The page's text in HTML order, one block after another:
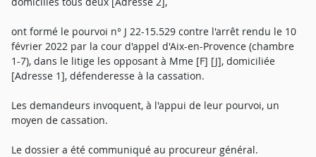
ont formé le pourvoi n° J 22-15.529 contre l'arrêt rendu le 10
février 2022 par la cour d'appel d'Aix-en-Provence (chambre
1-7), dans le litige les opposant à Mme [F] [J], domiciliée
[Adresse 1], défenderesse à la cassation.
Les demandeurs invoquent, à l'appui de leur pourvoi, un
moyen de cassation.
Le dossier a été communiqué au procureur général.